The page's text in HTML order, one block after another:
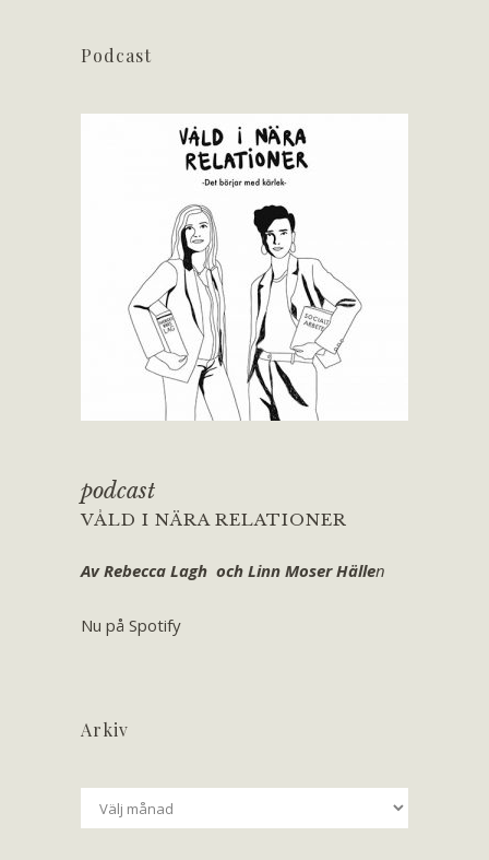
Podcast
podcast
VÅLD I NÄRA RELATIONER
Av Rebecca Lagh och Linn Moser Hällen
Nu på Spotify
Arkiv
Arkiv